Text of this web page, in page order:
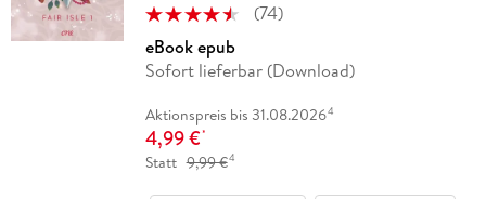
(74)
eBook epub
Sofort lieferbar (Download)
Aktionspreis bis 31.08.20264
4,99 €*
Statt 9,99 €4